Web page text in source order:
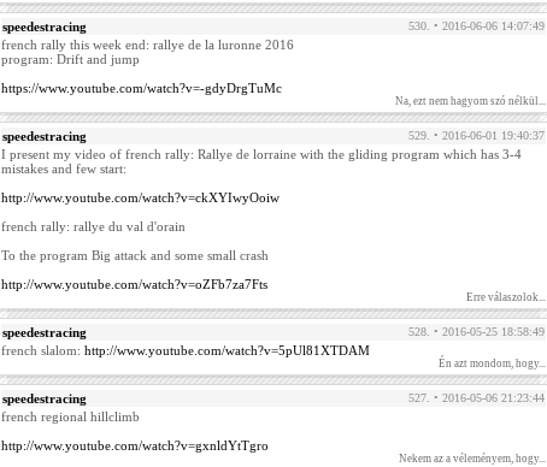
speedestracing 530. • 2016-06-06 14:07:49
french rally this week end: rallye de la luronne 2016
program: Drift and jump
https://www.youtube.com/watch?v=-gdyDrgTuMc
Na, ezt nem hagyom szó nélkül...
speedestracing 529. • 2016-06-01 19:40:37
I present my video of french rally: Rallye de lorraine with the gliding program which has 3-4
mistakes and few start:
http://www.youtube.com/watch?v=ckXYIwyOoiw
french rally: rallye du val d'orain
To the program Big attack and some small crash
http://www.youtube.com/watch?v=oZFb7za7Fts
Erre válaszolok...
speedestracing 528. • 2016-05-25 18:58:49
french slalom: http://www.youtube.com/watch?v=5pUl81XTDAM
Én azt mondom, hogy...
speedestracing 527. • 2016-05-06 21:23:44
french regional hillclimb
http://www.youtube.com/watch?v=gxnldYtTgro
Nekem az a véleményem, hogy...